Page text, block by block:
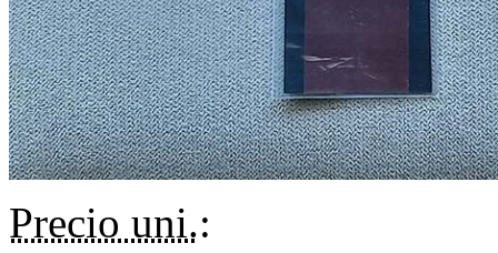
Precio uni.: